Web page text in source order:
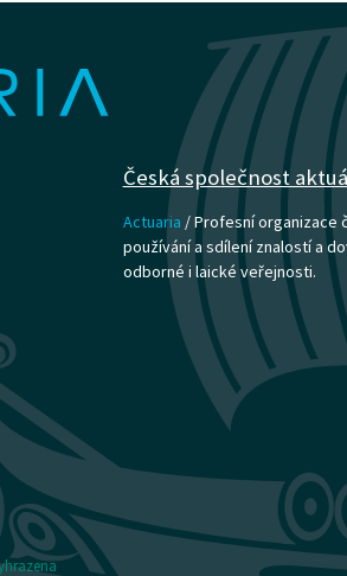
Česká společnost
Actuaria / Profesní organizace
používání a sdílení znalostí a
odborné i laické veřejnosti.